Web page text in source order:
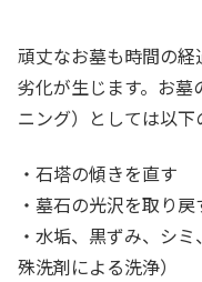
頑丈なお墓も時間の
劣化が生じます。お
ニング）としては以下
・石塔の傾きを直す
・墓石の光沢を取り戻
・水垢、黒ずみ、シ
殊洗剤による洗浄）